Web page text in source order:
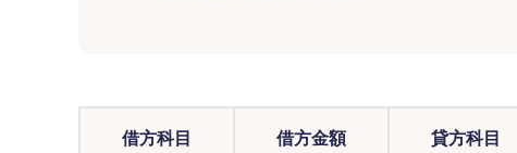
借方科目 借方金額 貸方科目